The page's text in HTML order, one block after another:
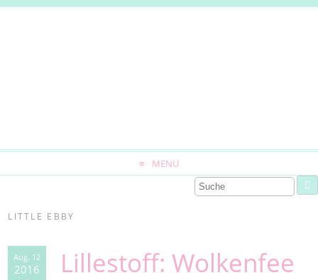
MENU
LITTLE EBBY
Aug. 12
2016 Lillestoff: Wolkenfee